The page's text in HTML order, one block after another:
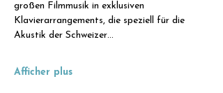
großen Filmmusik in exklusiven
Klavierarrangements, die speziell für die
Akustik der Schweizer…
Afficher plus